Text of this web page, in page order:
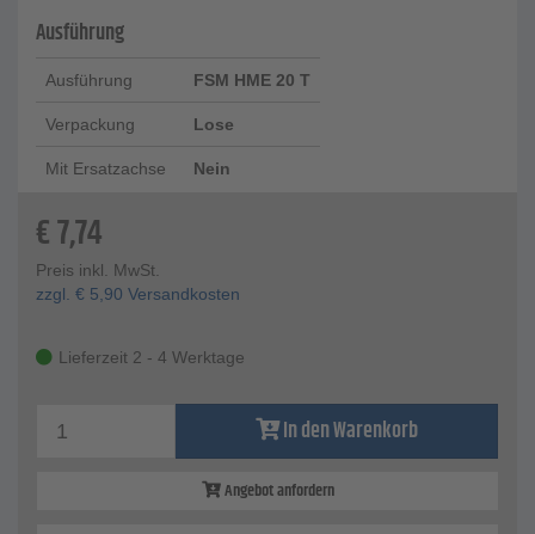
Ausführung
Ausführung FSM HME 20 T
Verpackung Lose
Mit Ersatzachse Nein
€7,74
Preis inkl. MwSt.
zzgl. € 5,90 Versandkosten
Lieferzeit 2 - 4 Werktage
In den Warenkorb
Angebot anfordern